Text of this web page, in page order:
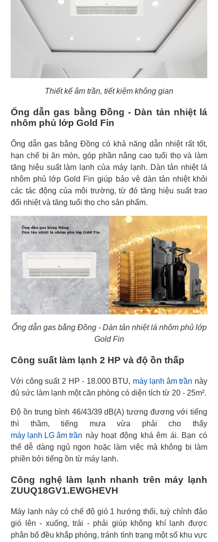
Thiết kế âm trần, tiết kiệm không gian
Ống dẫn gas bằng Đồng - Dàn tản nhiệt lá
nhôm phủ lớp Gold Fin
Ống dẫn gas bằng Đồng có khả năng dẫn nhiệt rất tốt,
hạn chế bị ăn mòn, góp phần nâng cao tuổi thọ và làm
tăng hiệu suất làm lạnh của máy lạnh. Dàn tản nhiệt lá
nhôm phủ lớp Gold Fin giúp bảo vệ dàn tản nhiệt khỏi
các tác động của môi trường, từ đó tăng hiệu suất trao
đổi nhiệt và tăng tuổi thọ cho sản phẩm.
Ống dẫn gas bằng Đồng - Dàn tản nhiệt lá nhôm phủ lớp
Gold Fin
Công suất làm lạnh 2 HP và độ ồn thấp
Với công suất 2 HP - 18.000 BTU, máy lạnh âm trần này
đủ sức làm lạnh một căn phòng có diện tích từ 20 - 25m².
Độ ồn trung bình 46/43/39 dB(A) tương đương với tiếng
máy lạnh LG âm trần này hoạt động khá êm ái. Bạn có
thể dễ dàng ngủ ngon hoặc làm việc mà không bị làm
phiền bởi tiếng ồn từ máy lạnh.
Công nghệ làm lạnh nhanh trên máy lạnh
ZUUQ18GV1.EWGHEVH
Máy lạnh này có chế độ gió 1 hướng thổi, tuỳ chỉnh đảo
gió lên - xuống, trái - phải giúp không khí lạnh được
phân bố đều khắp phòng, tránh tình trạng một số khu vực